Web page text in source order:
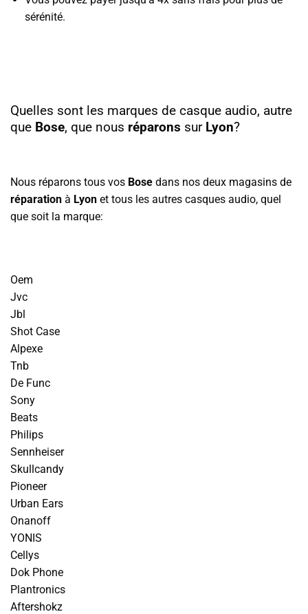
sérénité.
Quelles sont les marques de casque audio, autre
que Bose, que nous réparons sur Lyon?
Nous réparons tous vos Bose dans nos deux magasins de
réparation à Lyon et tous les autres casques audio, quel
que soit la marque:
Oem
Jvc
Jbl
Shot Case
Alpexe
Tnb
De Func
Sony
Beats
Philips
Sennheiser
Skullcandy
Pioneer
Urban Ears
Onanoff
YONIS
Cellys
Dok Phone
Plantronics
Aftershokz